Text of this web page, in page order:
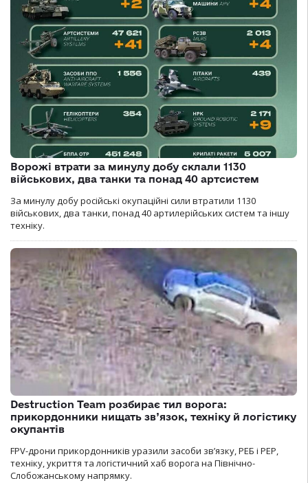
Ворожі втрати за минулу добу склали 1130
військових, два танки та понад 40 артсистем
За минулу добу російські окупаційні сили втратили 1130
військових, два танки, понад 40 артилерійських систем та іншу
техніку.
Destruction Team розбирає тил ворога:
прикордонники нищать зв’язок, техніку й логістику
окупантів
FPV-дрони прикордонників уразили засоби зв’язку, РЕБ і РЕР,
техніку, укриття та логістичний хаб ворога на Північно-
Слобожанському напрямку.